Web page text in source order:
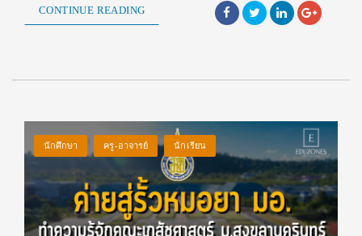
CONTINUE READING
นักศึกษา ครู-อาจารย์ นักเรียน